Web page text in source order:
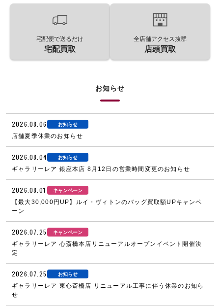
宅配便で送るだけ
宅配買取
全店舗アクセス抜群
店頭買取
お知らせ
2026.08.06 お知らせ
店舗夏季休業のお知らせ
2026.08.04 お知らせ
ギャラリーレア 銀座本店 8月12日の営業時間変更のお知らせ
2026.08.01 キャンペーン
【最大30,000円UP】ルイ・ヴィトンのバッグ買取額UPキャンペ
ーン
2026.07.25 キャンペーン
ギャラリーレア 心斎橋本店リニューアルオープンイベント開催決
定
2026.07.25 お知らせ
ギャラリーレア 東心斎橋店 リニューアル工事に伴う休業のお知ら
せ